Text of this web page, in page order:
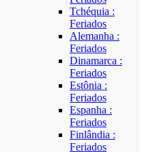
Tchéquia :
Feriados
Alemanha :
Feriados
Dinamarca :
Feriados
Estônia :
Feriados
Espanha :
Feriados
Finlândia :
Feriados